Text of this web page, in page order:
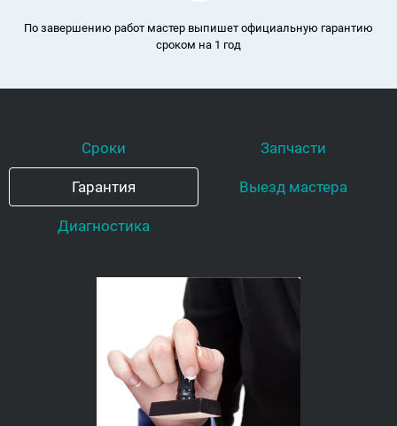
По завершению работ мастер выпишет официальную гарантию
сроком на 1 год
Сроки Запчасти
Гарантия Выезд мастера
Диагностика